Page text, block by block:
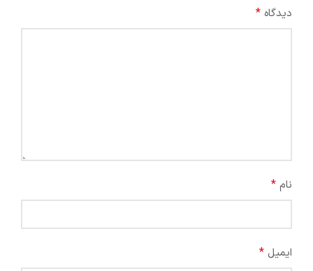
دیدگاه *
نام *
ایمیل *